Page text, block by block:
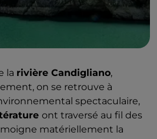
la rivière Candigliano,
on se retrouve à
spectaculaire,
ont traversé au fil des
matériellement la